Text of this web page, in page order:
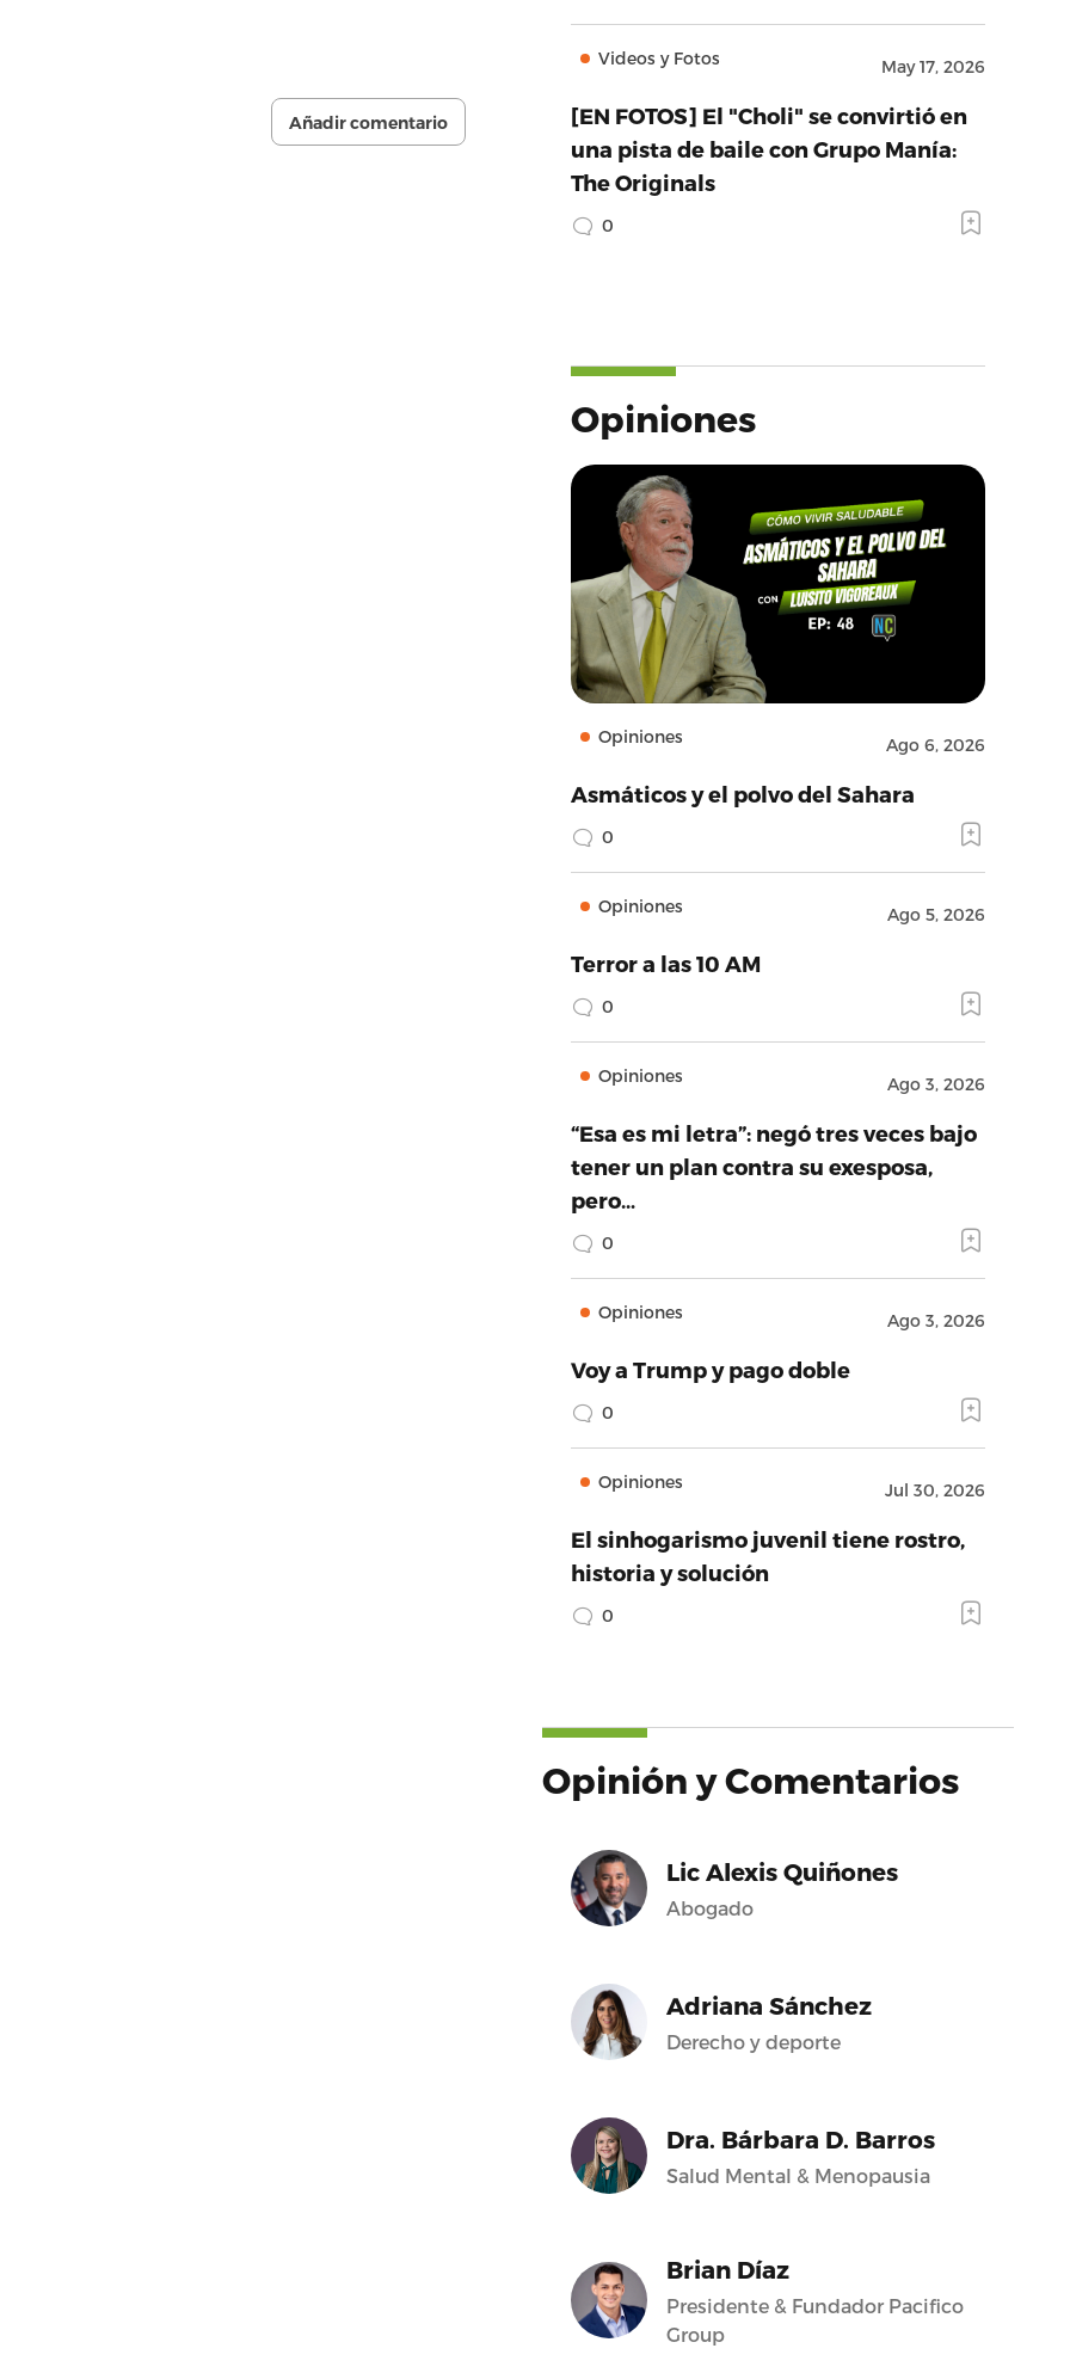
Añadir comentario
Videos y Fotos May 17, 2026
[EN FOTOS] El "Choli" se convirtió en
una pista de baile con Grupo Manía:
The Originals
0
Opiniones
Opiniones Ago 6, 2026
Asmáticos y el polvo del Sahara
0
Opiniones Ago 5, 2026
Terror a las 10 AM
0
Opiniones Ago 3, 2026
“Esa es mi letra”: negó tres veces bajo
tener un plan contra su exesposa,
pero…
0
Opiniones Ago 3, 2026
Voy a Trump y pago doble
0
Opiniones Jul 30, 2026
El sinhogarismo juvenil tiene rostro,
historia y solución
0
Opinión y Comentarios
Lic Alexis Quiñones
Abogado
Adriana Sánchez
Derecho y deporte
Dra. Bárbara D. Barros
Salud Mental & Menopausia
Brian Díaz
Presidente & Fundador Pacifico
Group